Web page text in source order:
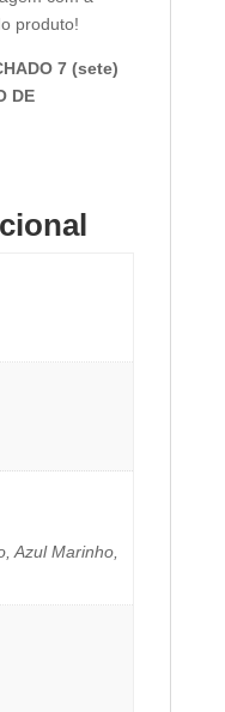
produto!
7 (sete)
DE
Azul Marinho,